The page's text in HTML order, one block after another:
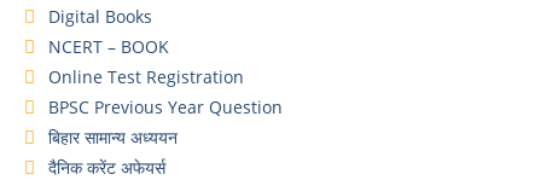
Digital Books
NCERT – BOOK
Online Test Registration
BPSC Previous Year Question
बिहार सामान्य अध्ययन
दैनिक करेंट अफेयर्स